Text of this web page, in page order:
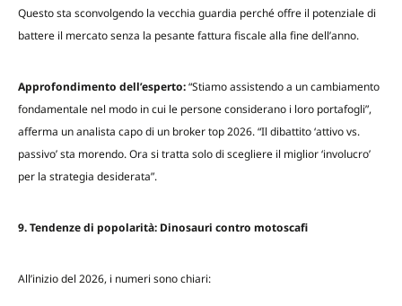
Questo sta sconvolgendo la vecchia guardia perché offre il potenziale di
battere il mercato senza la pesante fattura fiscale alla fine dell’anno.
Approfondimento dell’esperto:“Stiamo assistendo a un cambiamento
fondamentale nel modo in cui le persone considerano i loro portafogli”,
afferma un analista capo di un broker top 2026. “Il dibattito ‘attivo vs.
passivo’ sta morendo. Ora si tratta solo di scegliere il miglior ‘involucro’
per la strategia desiderata”.
9. Tendenze di popolarità: Dinosauri contro motoscafi
All’inizio del 2026, i numeri sono chiari: